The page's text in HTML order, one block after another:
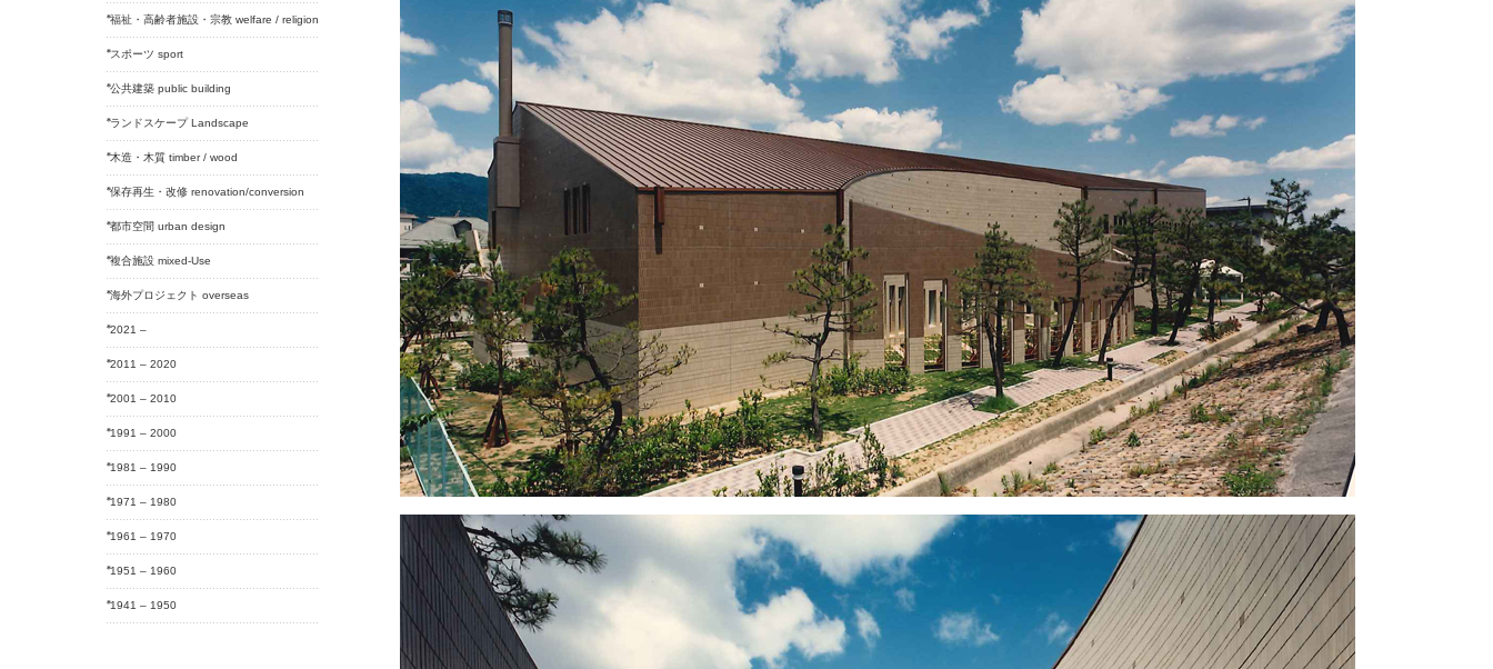
福祉・高齢者施設・宗教 welfare / religion
スポーツ sport
公共建築 public building
ランドスケープ Landscape
木造・木質 timber / wood
保存再生・改修 renovation/conversion
都市空間 urban design
複合施設 mixed-Use
海外プロジェクト overseas
2021 –
2011 – 2020
2001 – 2010
1991 – 2000
1981 – 1990
1971 – 1980
1961 – 1970
1951 – 1960
1941 – 1950